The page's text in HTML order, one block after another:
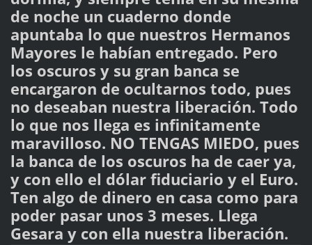
de noche un cuaderno donde
apuntaba lo que nuestros Hermanos
Mayores le habían entregado. Pero
los oscuros y su gran banca se
encargaron de ocultarnos todo, pues
no deseaban nuestra liberación. Todo
lo que nos llega es infinitamente
maravilloso. NO TENGAS MIEDO, pues
la banca de los oscuros ha de caer ya,
y con ello el dólar fiduciario y el Euro.
Ten algo de dinero en casa como para
poder pasar unos 3 meses. Llega
Gesara y con ella nuestra liberación.